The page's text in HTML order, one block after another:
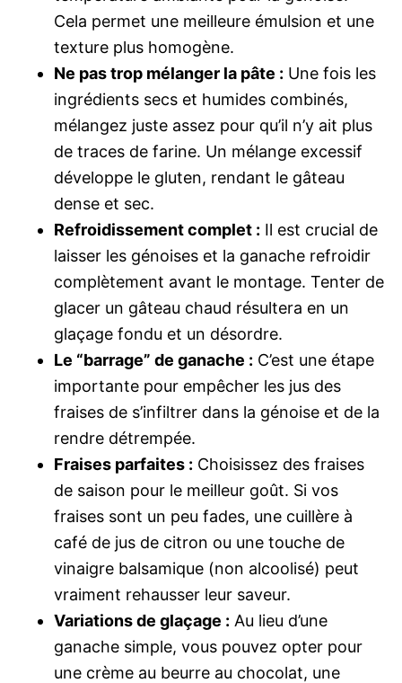
Cela permet une meilleure émulsion et une
texture plus homogène.
Ne pas trop mélanger la pâte : Une fois les
ingrédients secs et humides combinés,
mélangez juste assez pour qu’il n’y ait plus
de traces de farine. Un mélange excessif
développe le gluten, rendant le gâteau
dense et sec.
Refroidissement complet : Il est crucial de
laisser les génoises et la ganache refroidir
complètement avant le montage. Tenter de
glacer un gâteau chaud résultera en un
glaçage fondu et un désordre.
Le “barrage” de ganache : C’est une étape
importante pour empêcher les jus des
fraises de s’infiltrer dans la génoise et de la
rendre détrempée.
Fraises parfaites : Choisissez des fraises
de saison pour le meilleur goût. Si vos
fraises sont un peu fades, une cuillère à
café de jus de citron ou une touche de
vinaigre balsamique (non alcoolisé) peut
vraiment rehausser leur saveur.
Variations de glaçage : Au lieu d’une
ganache simple, vous pouvez opter pour
une crème au beurre au chocolat, une